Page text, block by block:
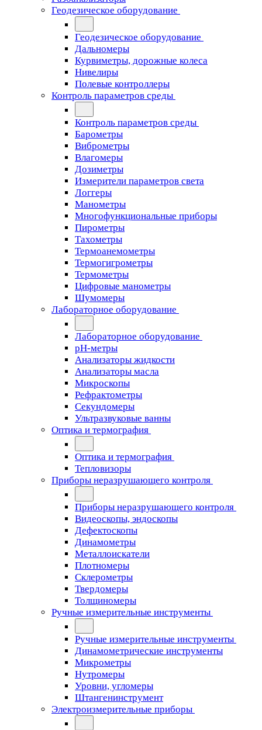
Геодезическое оборудование
Геодезическое оборудование
Дальномеры
Курвиметры, дорожные колеса
Нивелиры
Полевые контроллеры
Контроль параметров среды
Контроль параметров среды
Барометры
Виброметры
Влагомеры
Дозиметры
Измерители параметров света
Логгеры
Манометры
Многофункциональные приборы
Пирометры
Тахометры
Термоанемометры
Термогигрометры
Термометры
Цифровые манометры
Шумомеры
Лабораторное оборудование
Лабораторное оборудование
pH-метры
Анализаторы жидкости
Анализаторы масла
Микроскопы
Рефрактометры
Секундомеры
Ультразвуковые ванны
Оптика и термография
Оптика и термография
Тепловизоры
Приборы неразрушающего контроля
Приборы неразрушающего контроля
Видеоскопы, эндоскопы
Дефектоскопы
Динамометры
Металлоискатели
Плотномеры
Склерометры
Твердомеры
Толщиномеры
Ручные измерительные инструменты
Ручные измерительные инструменты
Динамометрические инструменты
Микрометры
Нутромеры
Уровни, угломеры
Штангенинструмент
Электроизмерительные приборы